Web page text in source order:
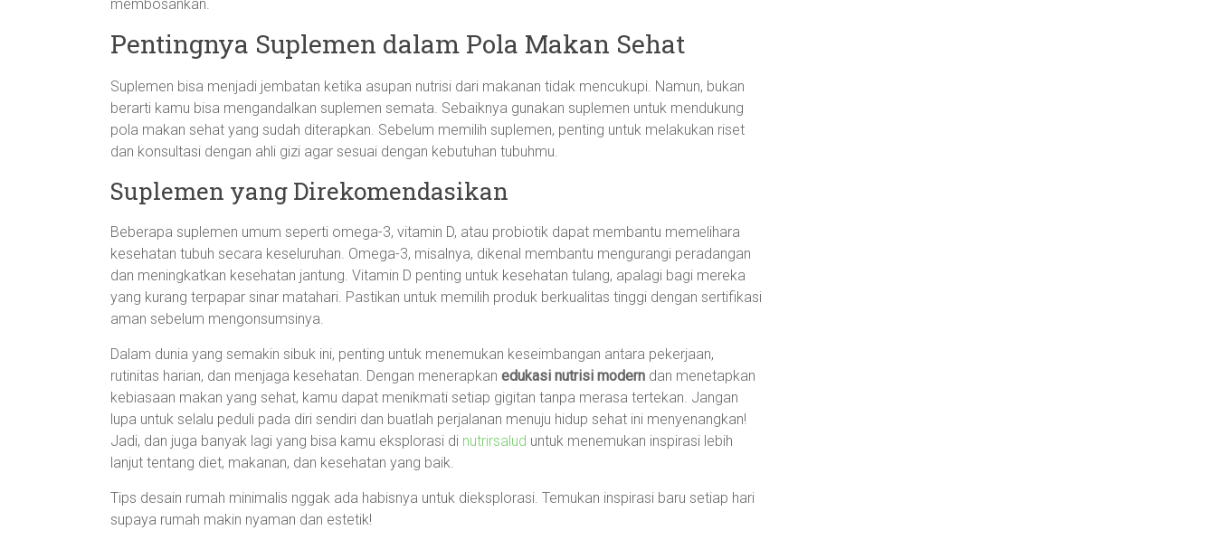
membosankan.
Pentingnya Suplemen dalam Pola Makan Sehat
Suplemen bisa menjadi jembatan ketika asupan nutrisi dari makanan tidak mencukupi. Namun, bukan
berarti kamu bisa mengandalkan suplemen semata. Sebaiknya gunakan suplemen untuk mendukung
pola makan sehat yang sudah diterapkan. Sebelum memilih suplemen, penting untuk melakukan riset
dan konsultasi dengan ahli gizi agar sesuai dengan kebutuhan tubuhmu.
Suplemen yang Direkomendasikan
Beberapa suplemen umum seperti omega-3, vitamin D, atau probiotik dapat membantu memelihara
kesehatan tubuh secara keseluruhan. Omega-3, misalnya, dikenal membantu mengurangi peradangan
dan meningkatkan kesehatan jantung. Vitamin D penting untuk kesehatan tulang, apalagi bagi mereka
yang kurang terpapar sinar matahari. Pastikan untuk memilih produk berkualitas tinggi dengan sertifikasi
aman sebelum mengonsumsinya.
Dalam dunia yang semakin sibuk ini, penting untuk menemukan keseimbangan antara pekerjaan,
rutinitas harian, dan menjaga kesehatan. Dengan menerapkan edukasi nutrisi modern dan menetapkan
kebiasaan makan yang sehat, kamu dapat menikmati setiap gigitan tanpa merasa tertekan. Jangan
lupa untuk selalu peduli pada diri sendiri dan buatlah perjalanan menuju hidup sehat ini menyenangkan!
Jadi, dan juga banyak lagi yang bisa kamu eksplorasi di nutrirsalud untuk menemukan inspirasi lebih
lanjut tentang diet, makanan, dan kesehatan yang baik.
Tips desain rumah minimalis nggak ada habisnya untuk dieksplorasi. Temukan inspirasi baru setiap hari
supaya rumah makin nyaman dan estetik!